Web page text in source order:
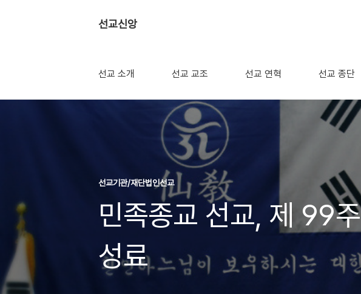
선교신앙
선교 소개 선교 교조 선교 연혁 선교 종단
선교기관/재단법인선교
민족종교 선교, 제 99
성료